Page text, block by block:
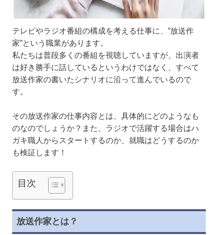
テレビやラジオ番組の構成を考える仕事に、”放送作
家”という職業があります。
私たちは普段多くの番組を視聴していますが、出演者
は好き勝手に話しているというわけではなく、すべて
放送作家の書いたシナリオに沿って進んでいるので
す。
その放送作家の仕事内容とは、具体的にどのようなも
のなのでしょうか？また、ラジオで活躍する場合はハ
ガキ職人からスタートするのか、就職はどうするのか
も検証します！
目次
放送作家とは？